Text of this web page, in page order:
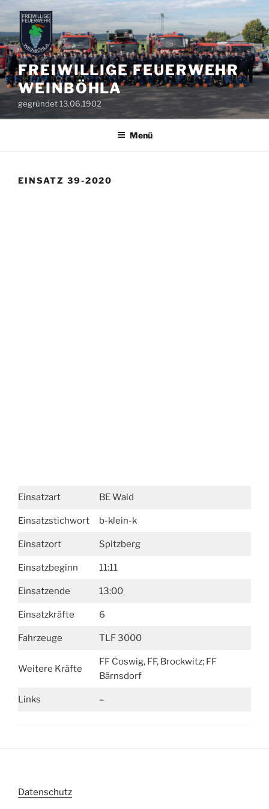
Inhalt
springen
FREIWILLIGE FEUERWEHR
WEINBÖHLA
gegründet 13.06.1902
Menü
EINSATZ 39-2020
Einsatzart BE Wald
Einsatzstichwort b-klein-k
Einsatzort Spitzberg
Einsatzbeginn 11:11
Einsatzende 13:00
Einsatzkräfte 6
Fahrzeuge TLF 3000
Weitere Kräfte
FF Coswig, FF, Brockwitz; FF
Bärnsdorf
Links –
Datenschutz